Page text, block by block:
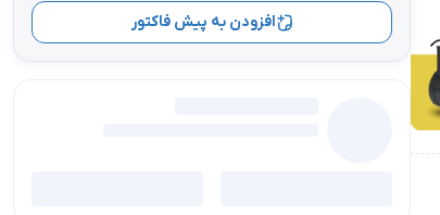
افزودن به پیش فاکتور